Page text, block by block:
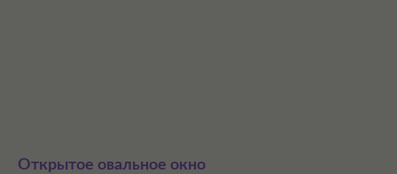
Открытое овальное окно